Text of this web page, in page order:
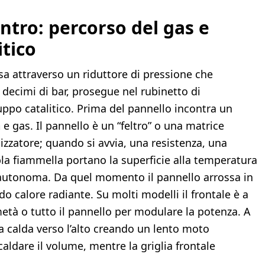
percorso del gas e
attraverso un riduttore di pressione che
di bar, prosegue nel rubinetto di
catalitico. Prima del pannello incontra un
gas. Il pannello è un “feltro” o una matrice
quando si avvia, una resistenza, una
fiammella portano la superficie alla temperatura
Da quel momento il pannello arrossa in
calore radiante. Su molti modelli il frontale è a
o tutto il pannello per modulare la potenza. A
calda verso l’alto creando un lento moto
il volume, mentre la griglia frontale